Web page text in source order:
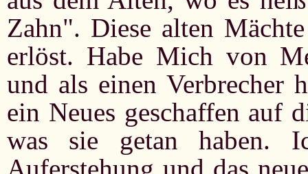
Zahn". Diese alten
erlöst. Habe Mich von
und als einen Verbrecher
ein Neues geschaffen auf
was sie getan haben.